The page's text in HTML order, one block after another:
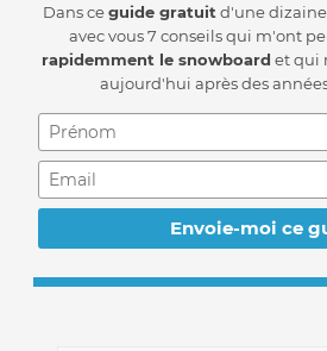
Dans ceguide gratuitd'une
avec vous 7 conseils qui m'ont
rapidemment le snowboard et qui
aujourd'hui après des